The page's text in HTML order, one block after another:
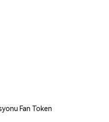
Fan Token